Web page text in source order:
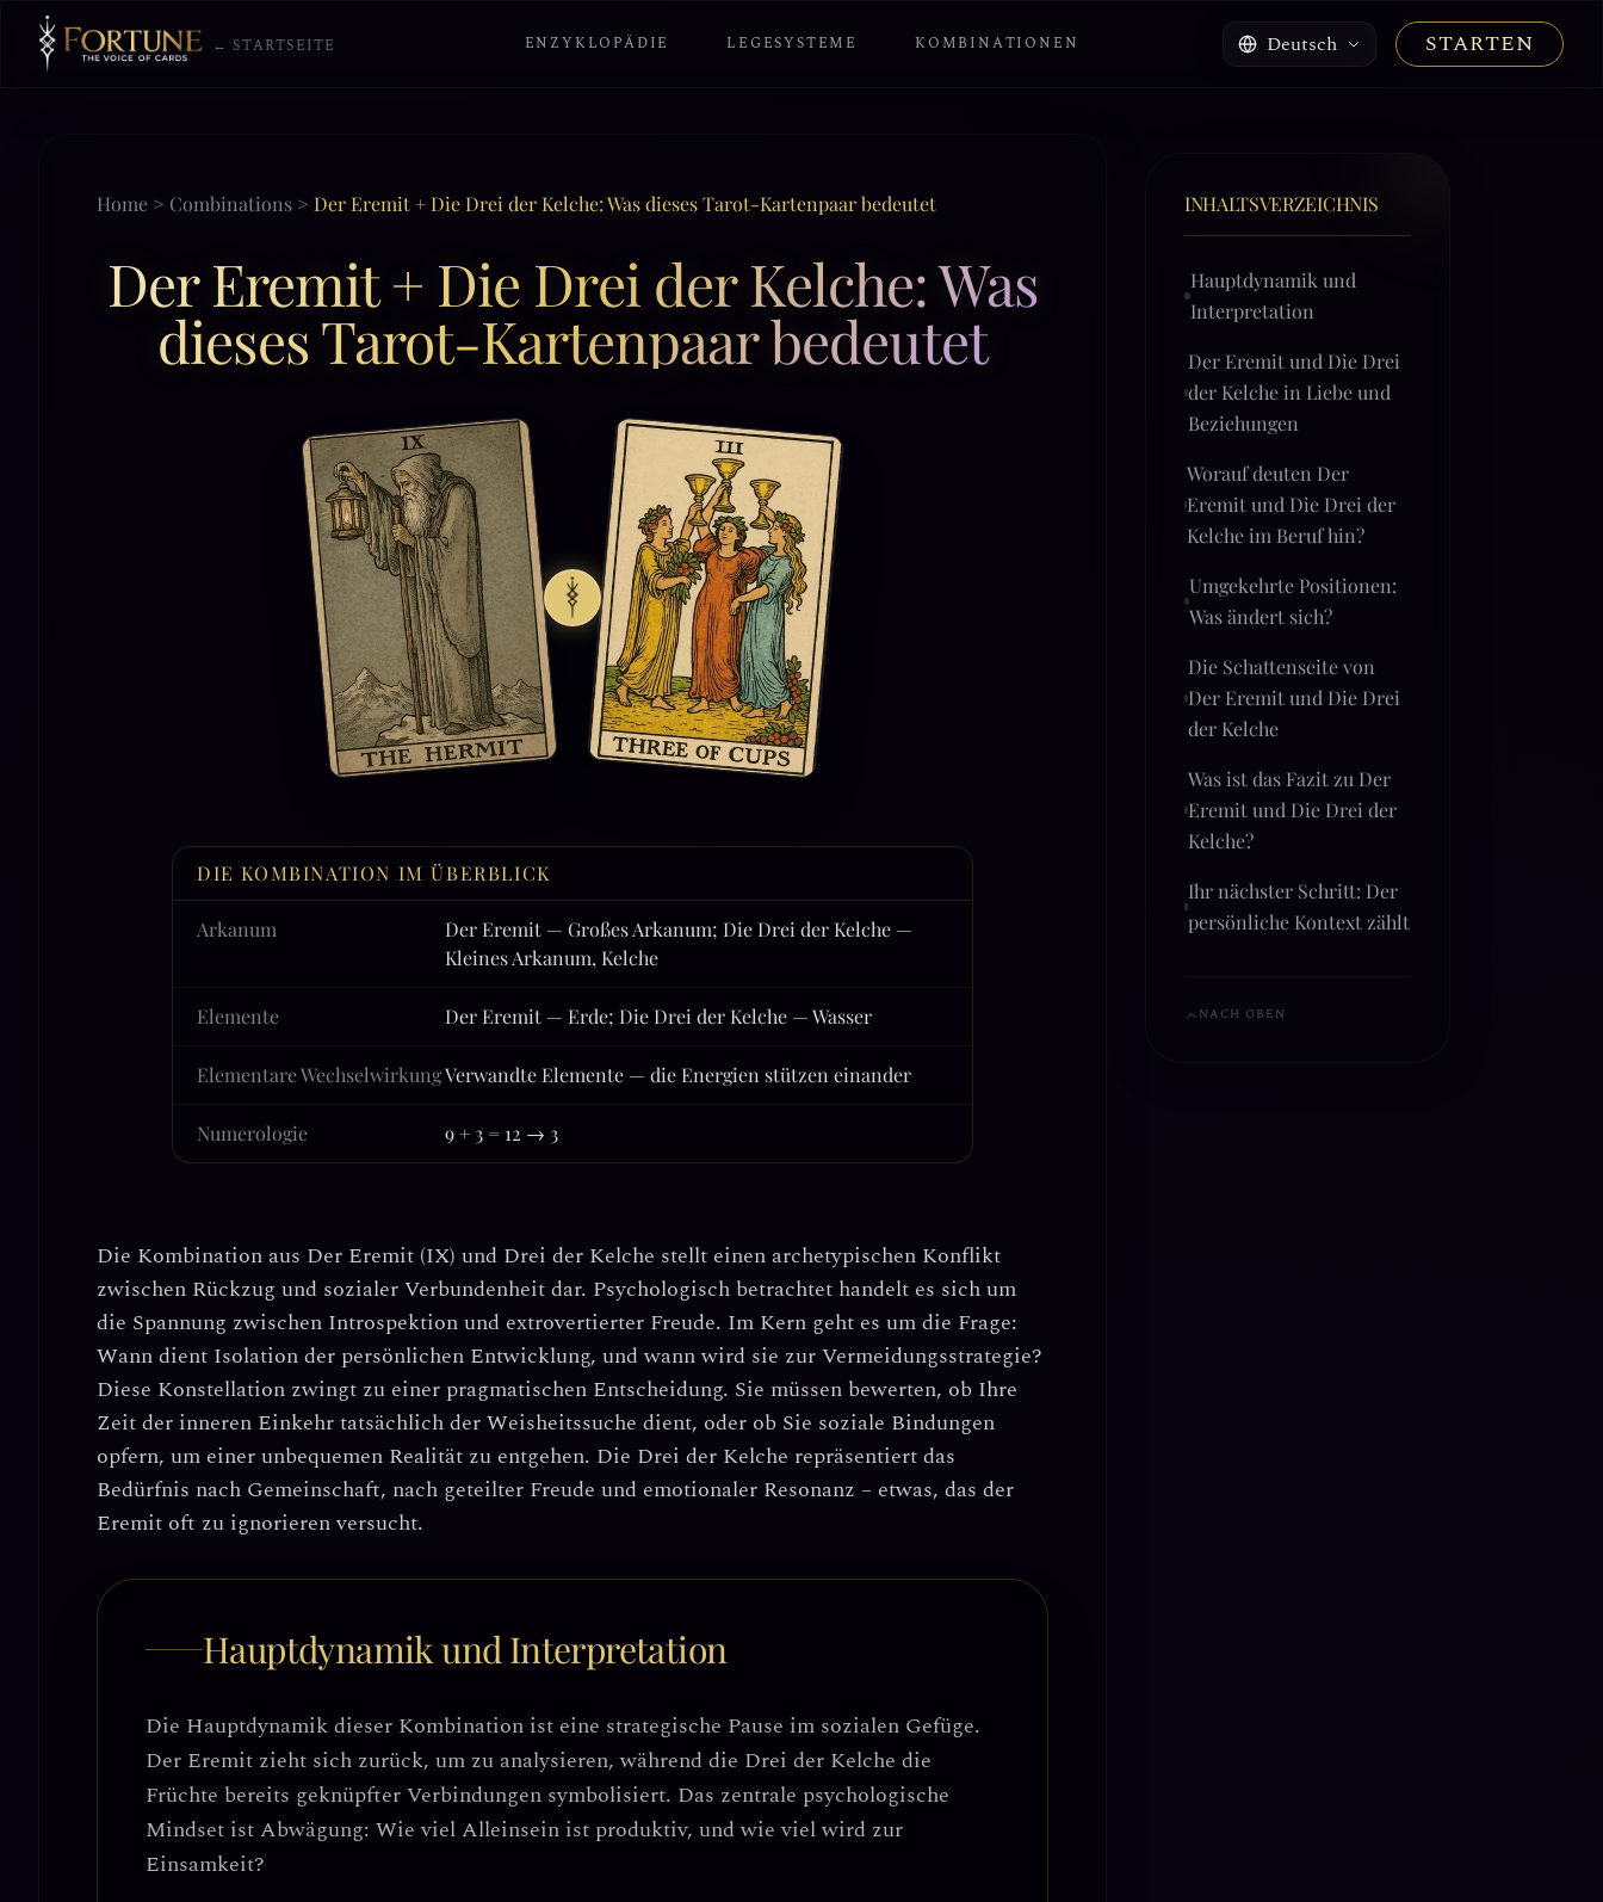
← STARTSEITE ENZYKLOPÄDIE LEGESYSTEME KOMBINATIONEN Deutsch STARTEN
Home > Combinations > Der Eremit + Die Drei der Kelche: Was dieses Tarot-Kartenpaar bedeutet
Der Eremit + Die Drei der Kelche: Was
dieses Tarot-Kartenpaar bedeutet
DIE KOMBINATION IM ÜBERBLICK
Arkanum
Der Eremit — Großes Arkanum; Die Drei der Kelche —
Kleines Arkanum, Kelche
Elemente Der Eremit — Erde; Die Drei der Kelche — Wasser
Elementare WechselwirkungVerwandte Elemente — die Energien stützen einander
Numerologie 9 + 3 = 12 → 3
Die Kombination aus Der Eremit (IX) und Drei der Kelche stellt einen archetypischen Konflikt
zwischen Rückzug und sozialer Verbundenheit dar. Psychologisch betrachtet handelt es sich um
die Spannung zwischen Introspektionund extrovertierter Freude. Im Kern geht es um die Frage:
Wann dient Isolation der persönlichen Entwicklung, und wann wird sie zur Vermeidungsstrategie?
Diese Konstellation zwingt zu einer pragmatischen Entscheidung. Sie müssen bewerten, ob Ihre
Zeit der inneren Einkehr tatsächlich der Weisheitssuche dient, oder ob Sie soziale Bindungen
opfern, um einer unbequemen Realität zu entgehen. Die Drei der Kelche repräsentiert das
Bedürfnis nach Gemeinschaft, nach geteilter Freude und emotionaler Resonanz – etwas, das der
Eremit oft zu ignorieren versucht.
Hauptdynamik und Interpretation
Die Hauptdynamik dieser Kombination ist eine strategische Pause im sozialen Gefüge.
Der Eremit zieht sich zurück, um zu analysieren, während die Drei der Kelche die
Früchte bereits geknüpfter Verbindungen symbolisiert. Das zentrale psychologische
Mindset ist Abwägung: Wie viel Alleinsein ist produktiv, und wie viel wird zur
Einsamkeit?
Interpretation
der Kelche in Liebe und
Beziehungen
Eremit und Die Drei der
Kelche im Beruf hin?
Was ändert sich?
Der Eremit und Die Drei
der Kelche
Eremit und Die Drei der
Kelche?
persönliche Kontext zählt